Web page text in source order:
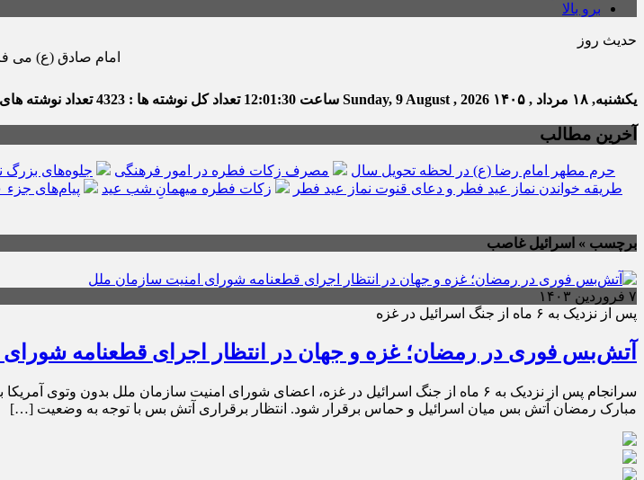
برو بالا
حدیث روز
امام صادق (ع) می فرماید : هر كس
یکشنبه, ۱۸ مرداد , ۱۴۰۵ Sunday, 9 August , 2026 ساعت 12:01:31 تعداد کل نوشته ها : 4323 تعداد نوشته های
آخرین مطالب
حرم مطهر امام رضا (ع) در لحظه تحویل سال مصرف زکات فطره در امور فرهنگی جلوه‌های بزرگ
طریقه خواندن نماز عید فطر و دعای قنوت نماز عید فطر
زکات فطره میهمانِ شب عید پیام‌های جزء ۳۰ قرآن؛ از توحید تا انس همیشگی با قرآن
برچسب » اسرائیل غاصب
۷ فروردین ۱۴۰۳
پس از نزدیک به ۶ ماه از جنگ اسرائیل در غزه
آتش‌بس فوری در رمضان؛ غزه و جهان در انتظار اجرای قطعنامه
مبارک رمضان آتش بس میان اسرائیل و حماس برقرار شود. انتظار برقراری آتش بس با توجه به وضعیت […]